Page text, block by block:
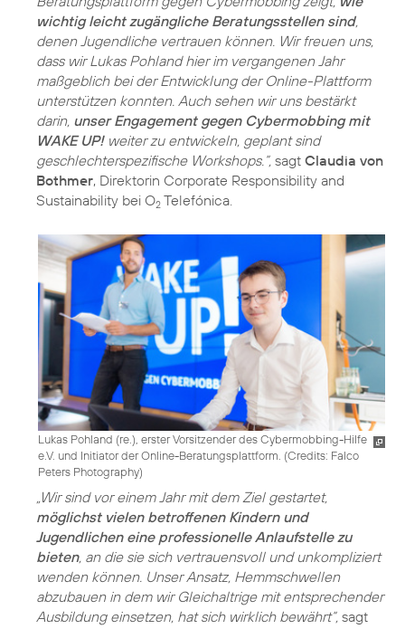
wichtig leicht zugängliche Beratungsstellen sind,
denen Jugendliche vertrauen können. Wir freuen uns,
dass wir Lukas Pohland hier im vergangenen Jahr
maßgeblich bei der Entwicklung der Online-Plattform
unterstützen konnten. Auch sehen wir uns bestärkt
darin, unser Engagement gegen Cybermobbing mit
WAKE UP!weiter zu entwickeln, geplant sind
geschlechterspezifische Workshops.“, sagt Claudia von
Bothmer, Direktorin Corporate Responsibility and
Sustainability bei O2 Telefónica.
Lukas Pohland (re.), erster Vorsitzender des Cybermobbing-Hilfe
e.V. und Initiator der Online-Beratungsplattform. (Credits: Falco
Peters Photography)
„Wir sind vor einem Jahr mit dem Ziel gestartet,
möglichst vielen betroffenen Kindern und
Jugendlichen eine professionelle Anlaufstelle zu
bieten, an die sie sich vertrauensvoll und unkompliziert
wenden können. Unser Ansatz, Hemmschwellen
abzubauen in dem wir Gleichaltrige mit entsprechender
Ausbildung einsetzen, hat sich wirklich bewährt“, sagt